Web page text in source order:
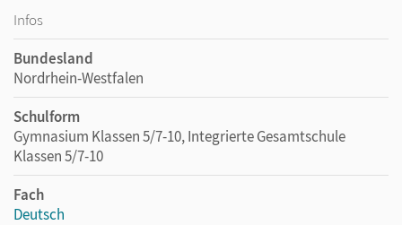
Infos
Bundesland
Nordrhein-Westfalen
Schulform
Gymnasium Klassen 5/7-10, Integrierte Gesamtschule
Klassen 5/7-10
Fach
Deutsch